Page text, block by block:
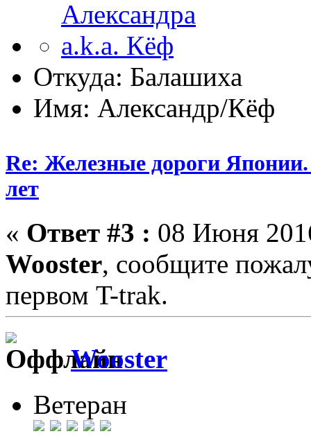
Откуда: Балашиха
Имя: Александр/Кёф
Re: Железные дороги
лет
« Ответ #3 : 08 Июня
Wooster, сообщите
первом T-trak.
Wooster
Ветеран